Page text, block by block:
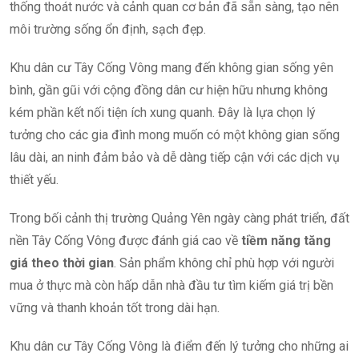
thống thoát nước và cảnh quan cơ bản đã sẵn sàng, tạo nên
môi trường sống ổn định, sạch đẹp.
Khu dân cư Tây Cống Vông mang đến không gian sống yên
bình, gần gũi với cộng đồng dân cư hiện hữu nhưng không
kém phần kết nối tiện ích xung quanh. Đây là lựa chọn lý
tưởng cho các gia đình mong muốn có một không gian sống
lâu dài, an ninh đảm bảo và dễ dàng tiếp cận với các dịch vụ
thiết yếu.
Trong bối cảnh thị trường Quảng Yên ngày càng phát triển, đất
nền Tây Cống Vông được đánh giá cao về tiềm năng tăng
giá theo thời gian. Sản phẩm không chỉ phù hợp với người
mua ở thực mà còn hấp dẫn nhà đầu tư tìm kiếm giá trị bền
vững và thanh khoản tốt trong dài hạn.
Khu dân cư Tây Cống Vông là điểm đến lý tưởng cho những ai